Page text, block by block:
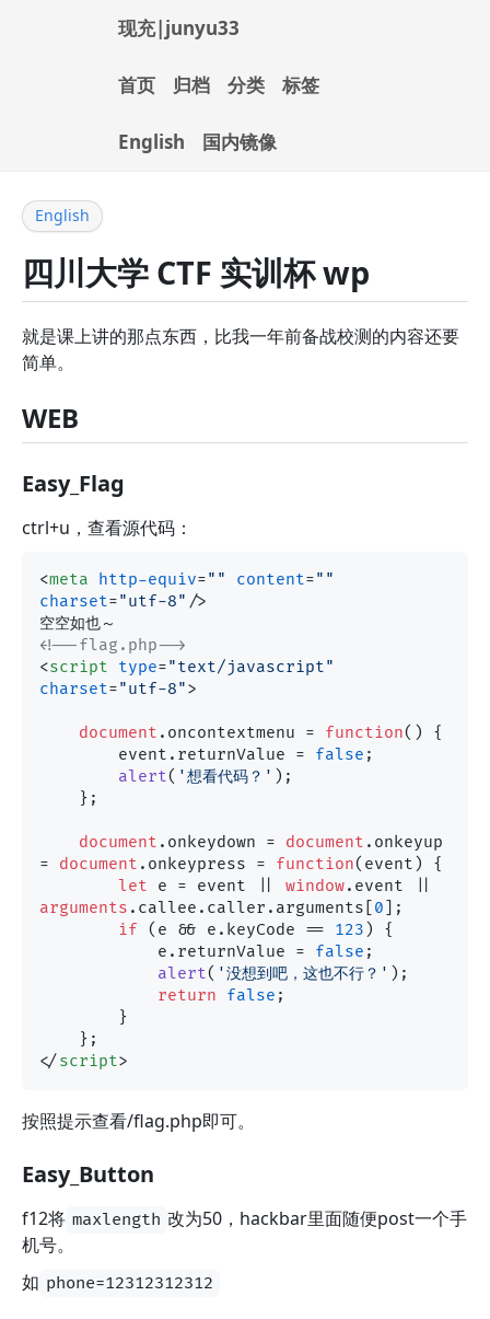
现充|junyu33
首页 归档 分类 标签
English 国内镜像
English
四川大学 CTF 实训杯 wp
就是课上讲的那点东西，比我一年前备战校测的内容还要
简单。
WEB
Easy_Flag
ctrl+u，查看源代码：
<meta http-equiv="" content=""
charset="utf-8" />
<!--flag.php-->
<script type="text/javascript"
charset="utf-8">
document . oncontextmenu = function( ) {
        event.
returnValue = false ;
alert( '想看代码？' );
document . onkeydown = document . onkeyup
= document . onkeypress = function( event ) {
let e = event || window. event
arguments . callee . caller . arguments 0 ];
if (e && e. keyCode == 123 ) {
            e.
returnValue = false ;
alert( '没想到吧，这也不行？' );
return
false ;
</script>
按照提示查看/flag.php即可。
Easy_Button
f12将 maxlength 改为50，hackbar里面随便post一个手
机号。
如 phone=12312312312